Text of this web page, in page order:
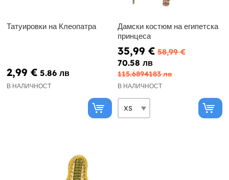
Татуировки на Клеопатра
2,99 € 5.86 лв
В НАЛИЧНОСТ
Дамски костюм на египетска
принцеса
35,99 € 58,99 €
70.58 лв
115.6894183 лв
В НАЛИЧНОСТ